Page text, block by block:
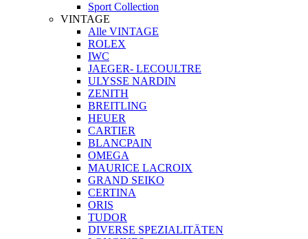
Sport Collection
VINTAGE
Alle VINTAGE
ROLEX
IWC
JAEGER- LECOULTRE
ULYSSE NARDIN
ZENITH
BREITLING
HEUER
CARTIER
BLANCPAIN
OMEGA
MAURICE LACROIX
GRAND SEIKO
CERTINA
ORIS
TUDOR
DIVERSE SPEZIALITÄTEN